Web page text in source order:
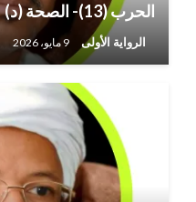
الحرب (13)- الصحة (د)
الرواية الأولى 9 مايو، 2026